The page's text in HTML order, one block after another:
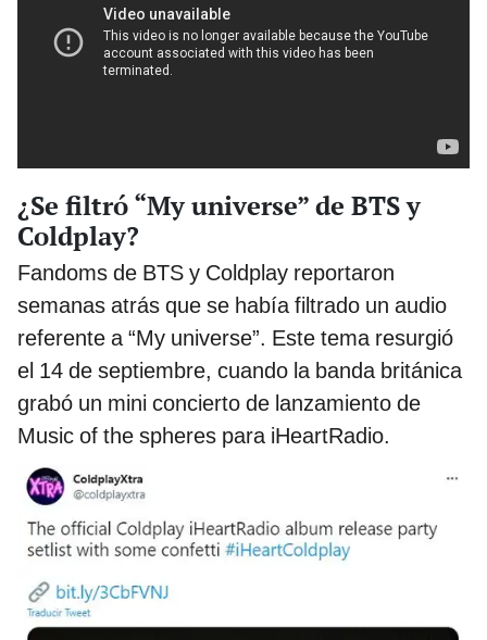
¿Se filtró “My universe” de BTS y
Coldplay?
Fandoms de BTS y Coldplay reportaron
semanas atrás que se había filtrado un audio
referente a “My universe”. Este tema resurgió
el 14 de septiembre, cuando la banda británica
grabó un mini concierto de lanzamiento de
Music of the spheres para iHeartRadio.